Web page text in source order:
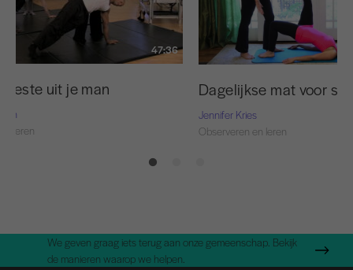
47:36
beste uit je man
leren
Dagelijkse mat voor
Jennifer Kries
Observeren en leren
We geven graag iets terug aan onze gemeenschap. Bekijk
de manieren waarop we helpen.